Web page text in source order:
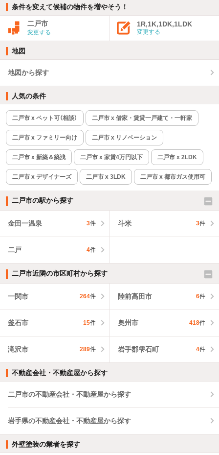
条件を変えて候補の物件を増やそう！
二戸市
変更する
1R,1K,1DK,1LDK
変更する
地図
地図から探す
人気の条件
二戸市 x ペット可（相談） 二戸市 x 借家・賃貸一戸建て・一軒家
二戸市 x ファミリー向け 二戸市 x リノベーション
二戸市 x 新築＆築浅 二戸市 x 家賃4万円以下 二戸市 x 2LDK
二戸市 x デザイナーズ 二戸市 x 3LDK 二戸市 x 都市ガス使用可
二戸市の駅から探す
金田一温泉 3件 斗米 3件
二戸 4件
二戸市近隣の市区町村から探す
一関市 264件 陸前高田市 6件
釜石市 15件 奥州市 418件
滝沢市 289件 岩手郡雫石町 4件
不動産会社・不動産屋から探す
二戸市の不動産会社・不動産屋から探す
岩手県の不動産会社・不動産屋から探す
外壁塗装の業者を探す